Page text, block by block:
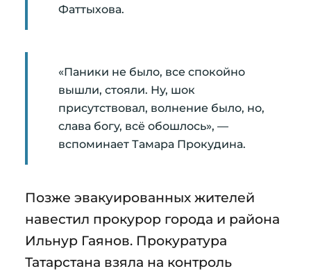
Фаттыхова.
«Паники не было, все спокойно
вышли, стояли. Ну, шок
присутствовал, волнение было, но,
слава богу, всё обошлось», —
вспоминает Тамара Прокудина.
Позже эвакуированных жителей
навестил прокурор города и района
Ильнур Гаянов. Прокуратура
Татарстана взяла на контроль